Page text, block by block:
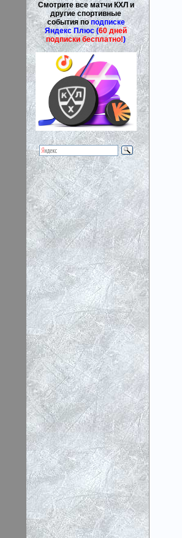
Смотрите все матчи КХЛ и
другие спортивные
события поподписке
Яндекс Плюс (60 дней
подписки бесплатно!)